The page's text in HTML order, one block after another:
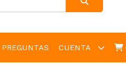
PREGUNTAS CUENTA